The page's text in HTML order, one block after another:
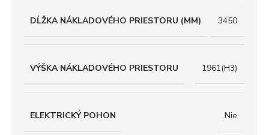
DĹŽKA NÁKLADOVÉHO PRIESTORU (MM) 3450
VÝŠKA NÁKLADOVÉHO PRIESTORU 1961(H3)
ELEKTRICKÝ POHON Nie